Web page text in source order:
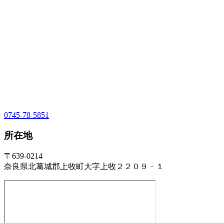
0745-78-5851
所在地
〒639-0214
奈良県北葛城郡上牧町大字上牧２２０９－１